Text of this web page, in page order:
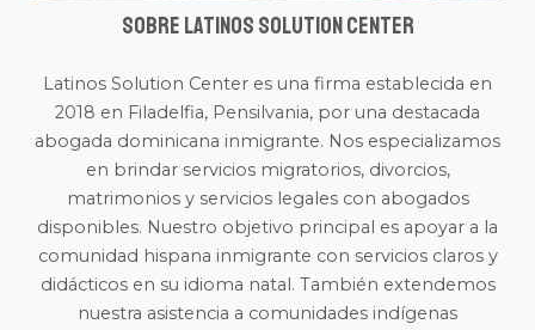
Sobre Latinos Solution Center
Latinos Solution Center es una firma establecida en
2018 en Filadelfia, Pensilvania, por una destacada
abogada dominicana inmigrante. Nos especializamos
en brindar servicios migratorios, divorcios,
matrimonios y servicios legales con abogados
disponibles. Nuestro objetivo principal es apoyar a la
comunidad hispana inmigrante con servicios claros y
didácticos en su idioma natal. También extendemos
nuestra asistencia a comunidades indígenas